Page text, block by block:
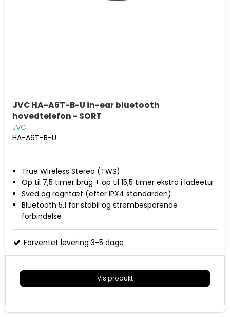
JVC HA-A6T-B-U in-ear bluetooth
hovedtelefon - SORT
JVC
HA-A6T-B-U
True Wireless Stereo (TWS)
Op til 7,5 timer brug + op til 15,5 timer ekstra i ladeetui
Sved og regntæt (efter IPX4 standarden)
Bluetooth 5.1 for stabil og strømbesparende
forbindelse
Indbygget mikrofon til håndfri taleopkald
3 lydindstillinger (Normal/bas/klar)
Ladeetui og silikone ørestykker i lille/mellem/stor
Forventet levering 3-5 dage
Vis produkt